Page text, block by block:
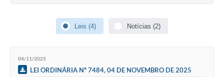
Leis (4) Notícias (2)
04/11/2025
LEI ORDINÁRIA Nº 7484, 04 DE NOVEMBRO DE 2025